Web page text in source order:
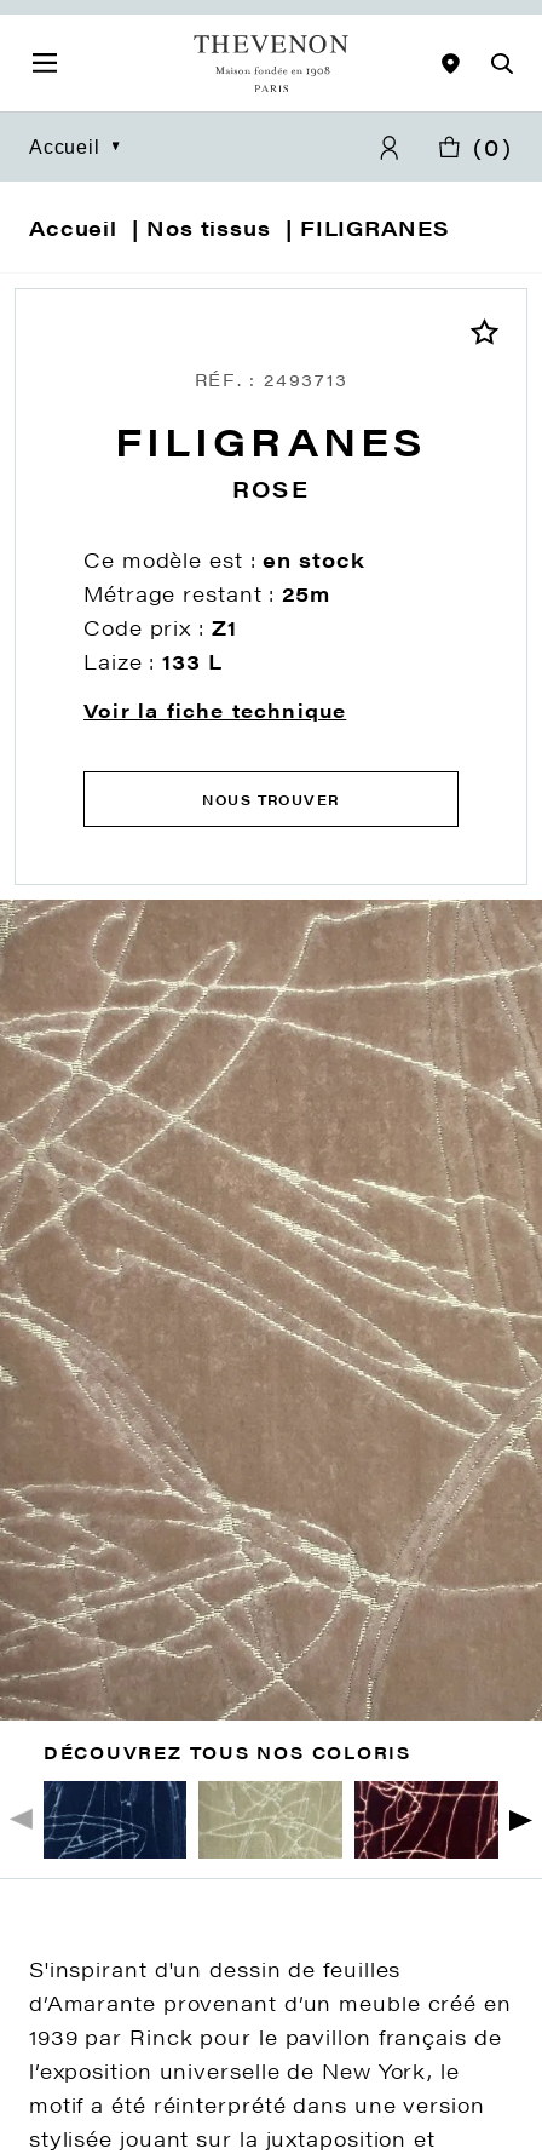
Accueil (0)
Accueil Nos tissus FILIGRANES
RÉF. : 2493713
FILIGRANES
ROSE
Ce modèle est :en stock
Métrage restant :25m
Code prix : Z1
Laize :133 L
Voir la fiche technique
NOUS TROUVER
DÉCOUVREZ TOUS NOS COLORIS
S'inspirant d'un dessin de feuilles
d’Amarante provenant d’un meuble créé en
1939 par Rinck pour le pavillon français de
l’exposition universelle de New York, le
motif a été réinterprété dans une version
stylisée jouant sur la juxtaposition et